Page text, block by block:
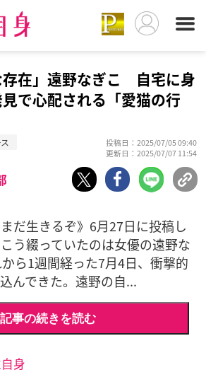
存在」遠野なぎこ 自宅に身
で心配される「愛猫の行
投稿日：2025/07/05 09:40
更新日：2025/07/07 11:54
だ生きるぞ》6月27日に投稿し
う綴っていたのは女優の遠野な
ら1週間経った7月4日、衝撃的
んできた。遠野の自...
記事の続きを読む
身